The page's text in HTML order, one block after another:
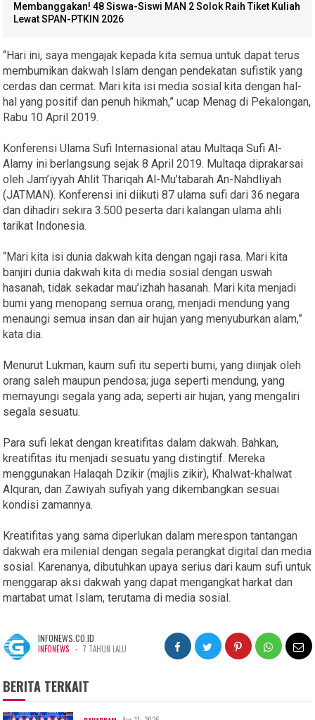
Membanggakan! 48 Siswa-Siswi MAN 2 Solok Raih Tiket Kuliah
Lewat SPAN-PTKIN 2026
“Hari ini, saya mengajak kepada kita semua untuk dapat terus
membumikan dakwah Islam dengan pendekatan sufistik yang
cerdas dan cermat. Mari kita isi media sosial kita dengan hal-
hal yang positif dan penuh hikmah,” ucap Menag di Pekalongan,
Rabu 10 April 2019.
Konferensi Ulama Sufi Internasional atau Multaqa Sufi Al-
Alamy ini berlangsung sejak 8 April 2019. Multaqa diprakarsai
oleh Jam’iyyah Ahlit Thariqah Al-Mu’tabarah An-Nahdliyah
(JATMAN). Konferensi ini diikuti 87 ulama sufi dari 36 negara
dan dihadiri sekira 3.500 peserta dari kalangan ulama ahli
tarikat Indonesia.
“Mari kita isi dunia dakwah kita dengan ngaji rasa. Mari kita
banjiri dunia dakwah kita di media sosial dengan uswah
hasanah, tidak sekadar mau’izhah hasanah. Mari kita menjadi
bumi yang menopang semua orang, menjadi mendung yang
menaungi semua insan dan air hujan yang menyuburkan alam,”
kata dia.
Menurut Lukman, kaum sufi itu seperti bumi, yang diinjak oleh
orang saleh maupun pendosa; juga seperti mendung, yang
memayungi segala yang ada; seperti air hujan, yang mengaliri
segala sesuatu.
Para sufi lekat dengan kreatifitas dalam dakwah. Bahkan,
kreatifitas itu menjadi sesuatu yang distingtif. Mereka
menggunakan Halaqah Dzikir (majlis zikir), Khalwat-khalwat
Alquran, dan Zawiyah sufiyah yang dikembangkan sesuai
kondisi zamannya.
Kreatifitas yang sama diperlukan dalam merespon tantangan
dakwah era milenial dengan segala perangkat digital dan media
sosial. Karenanya, dibutuhkan upaya serius dari kaum sufi untuk
menggarap aksi dakwah yang dapat mengangkat harkat dan
martabat umat Islam, terutama di media sosial.
INFONEWS.CO.ID
INFONEWS - 7 TAHUN LALU
BERITA TERKAIT